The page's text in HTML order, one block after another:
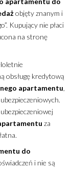
objęty znanym i
Kupujący nie płaci
na stronę
obsługę kredytową
apartamentu,
za
do
i nie są